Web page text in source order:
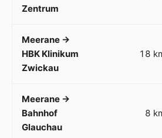
Zentrum
Meerane →
HBK Klinikum
Zwickau
18
Meerane →
Bahnhof
Glauchau
8